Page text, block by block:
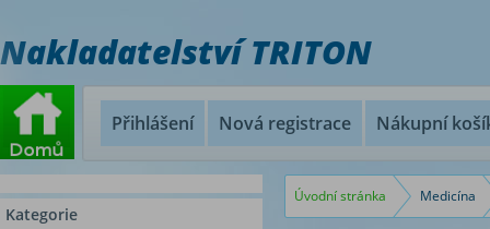
Nakladatelství TRITON
Přihlášení Nová registrace Nákupní
Kategorie
Úvodní stránka Medicína